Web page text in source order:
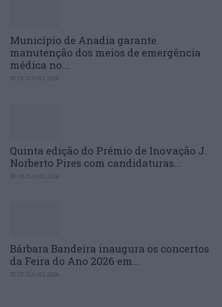
Município de Anadia garante
manutenção dos meios de emergência
médica no...
30 DE JULHO, 2026
Quinta edição do Prémio de Inovação J.
Norberto Pires com candidaturas...
30 DE JULHO, 2026
Bárbara Bandeira inaugura os concertos
da Feira do Ano 2026 em...
30 DE JULHO, 2026